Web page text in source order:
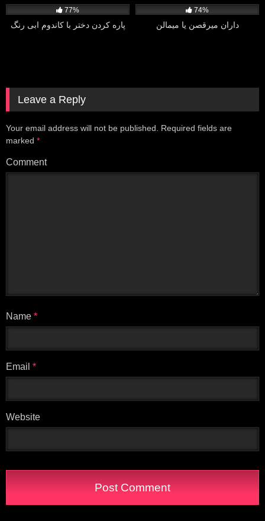
77%
پاره کردن دختر با کاندوم ابی رنگ
74%
داران میرقصن یا میمالن
Leave a Reply
Your email address will not be published.
Required fields are
marked *
Comment
Name *
Email *
Website